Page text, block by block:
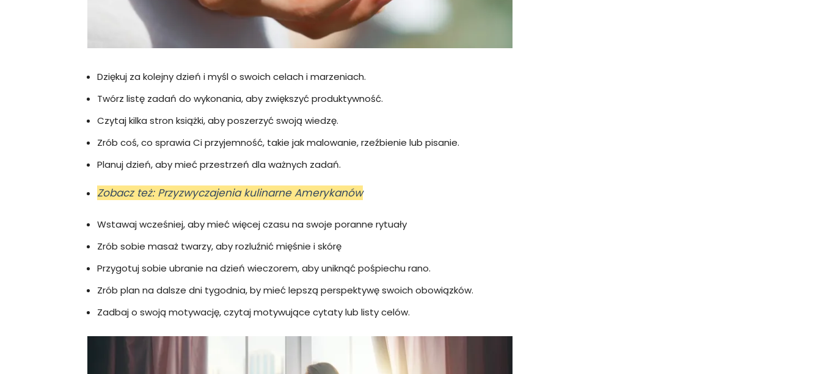
Dziękuj za kolejny dzień i myśl o swoich celach i marzeniach.
Twórz listę zadań do wykonania, aby zwiększyć produktywność.
Czytaj kilka stron książki, aby poszerzyć swoją wiedzę.
Zrób coś, co sprawia Ci przyjemność, takie jak malowanie, rzeźbienie lub pisanie.
Planuj dzień, aby mieć przestrzeń dla ważnych zadań.
Zobacz też: Przyzwyczajenia kulinarne Amerykanów
Wstawaj wcześniej, aby mieć więcej czasu na swoje poranne rytuały
Zrób sobie masaż twarzy, aby rozluźnić mięśnie i skórę
Przygotuj sobie ubranie na dzień wieczorem, aby uniknąć pośpiechu rano.
Zrób plan na dalsze dni tygodnia, by mieć lepszą perspektywę swoich obowiązków.
Zadbaj o swoją motywację, czytaj motywujące cytaty lub listy celów.